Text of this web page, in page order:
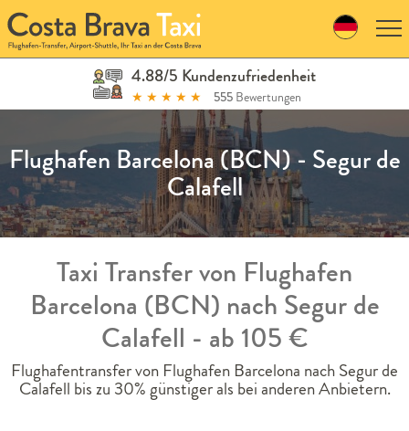
Skip
to
navigation
Skip
4.88/5 Kundenzufriedenheit
★ ★ ★ ★ ★ 555 Bewertungen
Flughafen Barcelona (BCN) - Segur de
Calafell
Taxi Transfer von Flughafen
Barcelona (BCN) nach Segur de
Calafell - ab 105 €
Flughafentransfer von Flughafen Barcelona nach Segur de
Calafell bis zu 30% günstiger als bei anderen Anbietern.